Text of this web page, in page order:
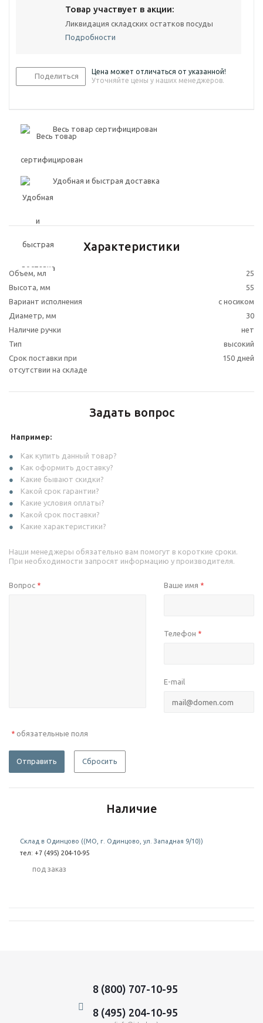
Товар участвует в акции:
Ликвидация складских остатков посуды
Подробности
Поделиться
Цена может отличаться от указанной!
Уточняйте цены у наших менеджеров.
Весь товар сертифицирован
Удобная и быстрая доставка
Характеристики
Объем, мл
25
Высота, мм
55
Вариант исполнения
с носиком
Диаметр, мм
30
Наличие ручки
нет
Тип
высокий
Срок поставки при
отсутствии на складе
150 дней
Задать вопрос
Например:
Как купить данный товар?
Как оформить доставку?
Какие бывают скидки?
Какой срок гарантии?
Какие условия оплаты?
Какой срок поставки?
Какие характеристики?
Наши менеджеры обязательно вам помогут в короткие сроки.
При необходимости запросят информацию у производителя.
Вопрос * Ваше имя *
Телефон *
E-mail
* обязательные поля
Отправить Сбросить
Наличие
Склад в Одинцово ((МО, г. Одинцово, ул. Западная 9/10))
тел: +7 (495) 204-10-95
Под заказ
8 (800) 707-10-95
8 (495) 204-10-95